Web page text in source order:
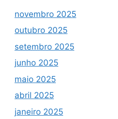
novembro 2025
outubro 2025
setembro 2025
junho 2025
maio 2025
abril 2025
janeiro 2025